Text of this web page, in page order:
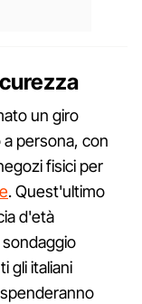
un giro
a persona, con
fisici per
. Quest'ultimo
d'età
gli italiani